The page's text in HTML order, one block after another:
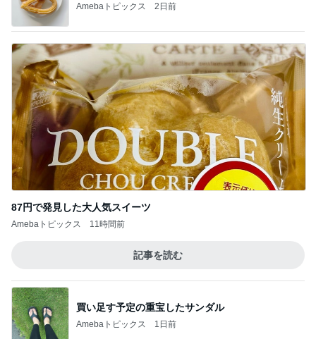
Amebaトピックス 2日前
87円で発見した大人気スイーツ
Amebaトピックス 11時間前
記事を読む
買い足す予定の重宝したサンダル
Amebaトピックス 1日前